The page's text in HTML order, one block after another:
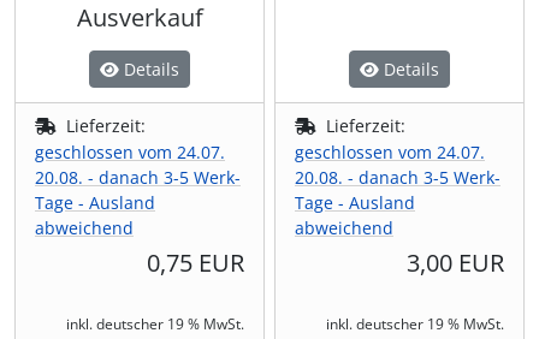
Ausverkauf
Details
Lieferzeit:
geschlossen vom 24.07.
20.08. - danach 3-5 Werk-
Tage - Ausland
abweichend
0,75 EUR
inkl. deutscher 19 % MwSt.
Details
Lieferzeit:
geschlossen vom 24.07.
20.08. - danach 3-5 Werk-
Tage - Ausland
abweichend
3,00 EUR
inkl. deutscher 19 % MwSt.